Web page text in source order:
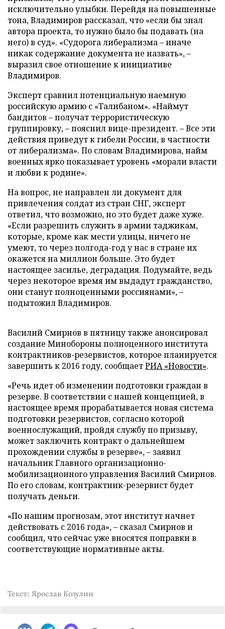
исключительно улыбки. Перейдя на повышенные
тона, Владимиров рассказал, что «если бы знал
автора проекта, то нужно было бы подавать (на
него) в суд». «Судорога либерализма – иначе
никак содержание документа не назвать», –
выразил свое отношение к инициативе
Владимиров.
Эксперт сравнил потенциальную наемную
российскую армию с «Талибаном». «Наймут
бандитов – получат террористическую
группировку, – пояснил вице-президент. – Все эти
действия приведут к гибели России, в частности
от либерализма». По словам Владимирова, найм
военных ярко показывает уровень «морали власти
и любви к родине».
На вопрос, не направлен ли документ для
привлечения солдат из стран СНГ, эксперт
ответил, что возможно, но это будет даже хуже.
«Если разрешить служить в армии таджикам,
которые, кроме как мести улицы, ничего не
умеют, то через полгода-год у нас в стране их
окажется на миллион больше. Это будет
настоящее засилье, деградация. Подумайте, ведь
через некоторое время им выдадут гражданство,
они станут полноценными россиянами», –
подытожил Владимиров.
Василий Смирнов в пятницу также анонсировал
создание Минобороны полноценного института
контрактников-резервистов, которое планируется
завершить к 2016 году, сообщаетРИА «Новости».
«Речь идет об изменении подготовки граждан в
резерве. В соответствии с нашей концепцией, в
настоящее время прорабатывается новая система
подготовки резервистов, согласно которой
военнослужащий, пройдя службу по призыву,
может заключить контракт о дальнейшем
прохождении службы в резерве», – заявил
начальник Главного организационно-
мобилизационного управления Василий Смирнов.
По его словам, контрактник-резервист будет
получать деньги.
«По нашим прогнозам, этот институт начнет
действовать с 2016 года», – сказал Смирнов и
сообщил, что сейчас уже вносятся поправки в
соответствующие нормативные акты.
Текст: Ярослав Козулин